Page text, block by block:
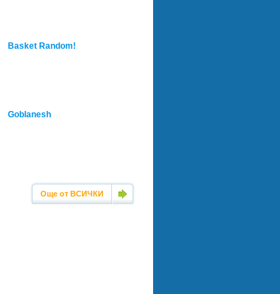
Basket Random!
Goblanesh
Още от ВСИЧКИ